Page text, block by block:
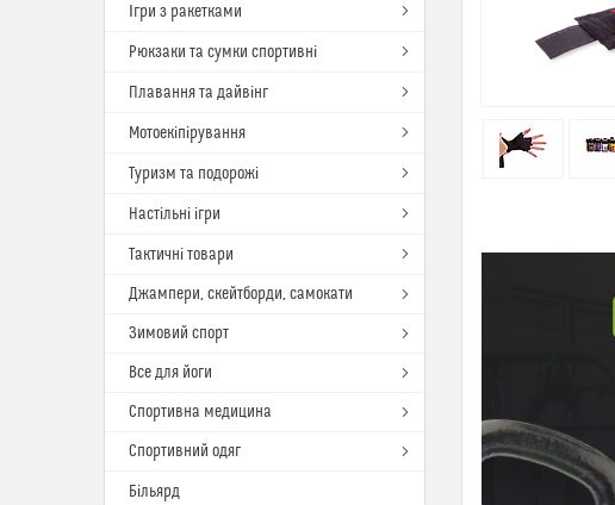
Ігри з ракетками
Рюкзаки та сумки спортивні
Плавання та дайвінг
Мотоекіпірування
Туризм та подорожі
Настільні ігри
Тактичні товари
Джампери, скейтборди, самокати
Зимовий спорт
Все для йоги
Спортивна медицина
Спортивний одяг
Більярд